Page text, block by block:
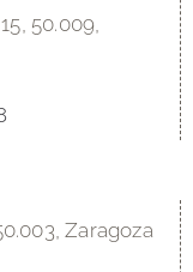
50.009,
Zaragoza